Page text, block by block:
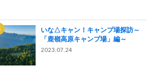
いな△キャン！キャンプ場探訪～
「鹿嶺高原キャンプ場」編～
2023.07.24